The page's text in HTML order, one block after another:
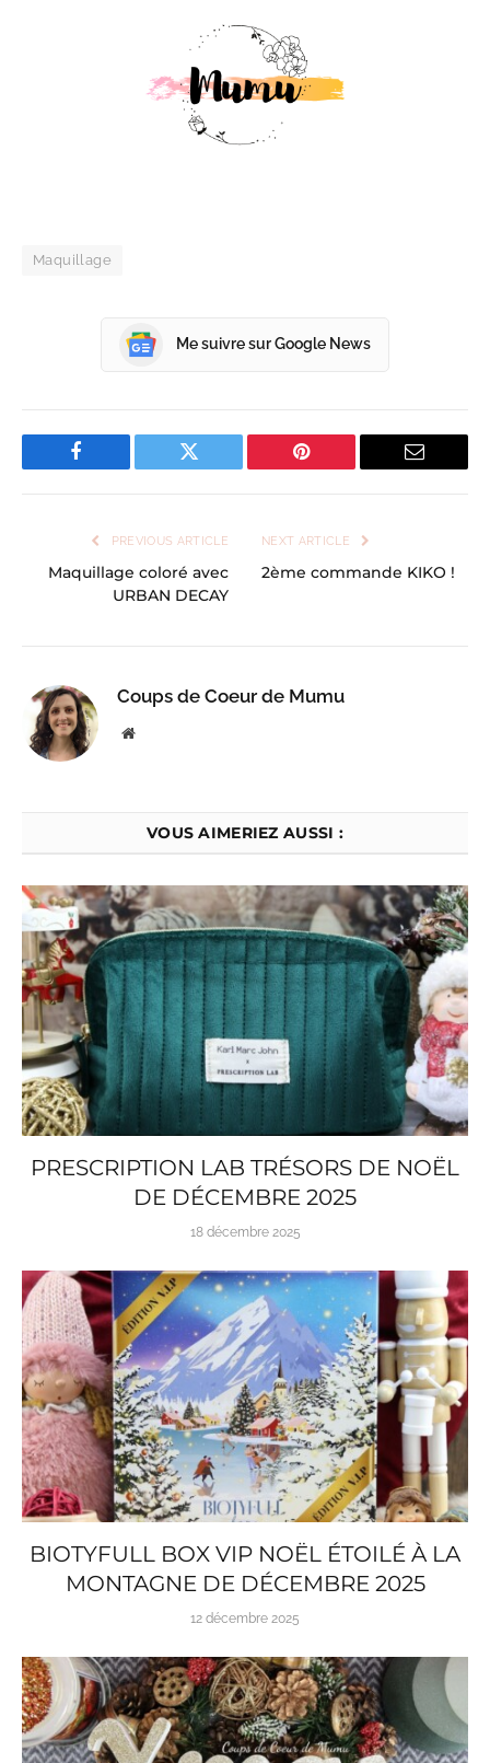
Maquillage
Me suivre sur Google News
Facebook Twitter Pinterest Email
PREVIOUS ARTICLE
Maquillage coloré avec
URBAN DECAY
NEXT ARTICLE
2ème commande KIKO !
Coups de Coeur de Mumu
Website
VOUS AIMERIEZ AUSSI :
PRESCRIPTION LAB TRÉSORS DE NOËL
DE DÉCEMBRE 2025
18 décembre 2025
BIOTYFULL BOX VIP NOËL ÉTOILÉ À LA
MONTAGNE DE DÉCEMBRE 2025
12 décembre 2025